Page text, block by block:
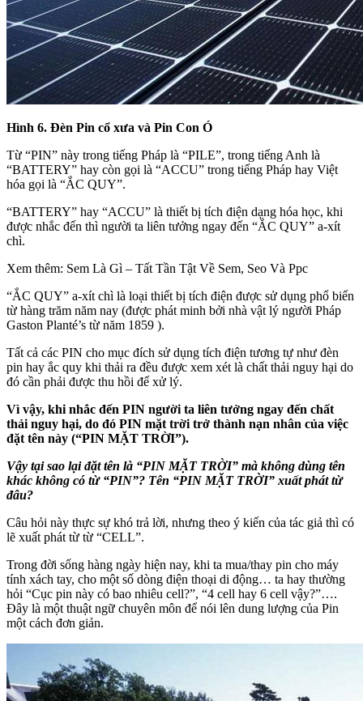
Hình 6. Đèn Pin cổ xưa và Pin Con Ó
Từ “PIN” này trong tiếng Pháp là “PILE”, trong tiếng Anh là
“BATTERY” hay còn gọi là “ACCU” trong tiếng Pháp hay Việt
hóa gọi là “ẮC QUY”.
“BATTERY” hay “ACCU” là thiết bị tích điện dạng hóa học, khi
được nhắc đến thì người ta liên tưởng ngay đến “ẮC QUY” a-xít
chì.
Xem thêm: Sem Là Gì – Tất Tần Tật Về Sem, Seo Và Ppc
“ẮC QUY” a-xít chì là loại thiết bị tích điện được sử dụng phổ biến
từ hàng trăm năm nay (được phát minh bởi nhà vật lý người Pháp
Gaston Planté’s từ năm 1859 ).
Tất cả các PIN cho mục đích sử dụng tích điện tương tự như đèn
pin hay ắc quy khi thải ra đều được xem xét là chất thải nguy hại do
đó cần phải được thu hồi để xử lý.
Vì vậy, khi nhắc đến PIN người ta liên tưởng ngay đến chất
thải nguy hại, do đó PIN mặt trời trở thành nạn nhân của việc
đặt tên này (“PIN MẶT TRỜI”).
Vậy tại sao lại đặt tên là “PIN MẶT TRỜI” mà không dùng tên
khác không có từ “PIN”? Tên “PIN MẶT TRỜI” xuất phát từ
đâu?
Câu hỏi này thực sự khó trả lời, nhưng theo ý kiến của tác giả thì có
lẽ xuất phát từ từ “CELL”.
Trong đời sống hàng ngày hiện nay, khi ta mua/thay pin cho máy
tính xách tay, cho một số dòng điện thoại di động… ta hay thường
hỏi “Cục pin này có bao nhiêu cell?”, “4 cell hay 6 cell vậy?”….
Đây là một thuật ngữ chuyên môn để nói lên dung lượng của Pin
một cách đơn giản.